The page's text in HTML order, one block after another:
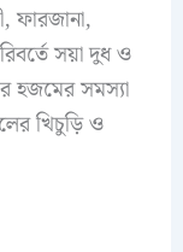
সয়া দুধ ও
হজমের সমস্যা
খিচুড়ি ও